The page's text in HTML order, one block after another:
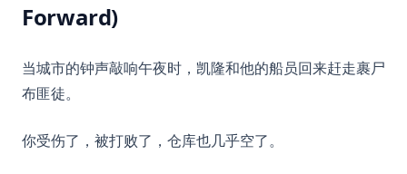
Forward)
当城市的钟声敲响午夜时，凯隆和他的船员回来赶走裹尸
布匪徒。
你受伤了，被打败了，仓库也几乎空了。